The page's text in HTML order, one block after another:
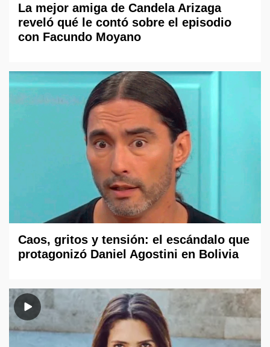
La mejor amiga de Candela Arizaga
reveló qué le contó sobre el episodio
con Facundo Moyano
Caos, gritos y tensión: el escándalo que
protagonizó Daniel Agostini en Bolivia